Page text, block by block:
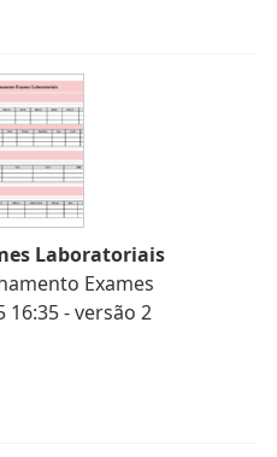
Laboratoriais
Exames
16:35- versão 2